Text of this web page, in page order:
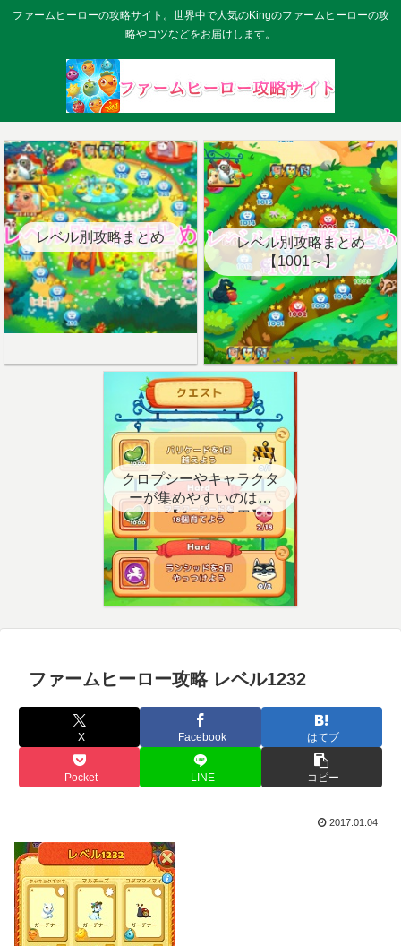
ファームヒーローの攻略サイト。世界中で人気のKingのファームヒーローの攻
略やコツなどをお届けします。
レベル別攻略まとめ
レベル別攻略まとめ
【1001～】
クロプシーやキャラクタ
ーが集めやすいのはど
こ？【クエスト用】
ファームヒーロー攻略 レベル1232
X Facebook はてブ
Pocket LINE コピー
2017.01.04